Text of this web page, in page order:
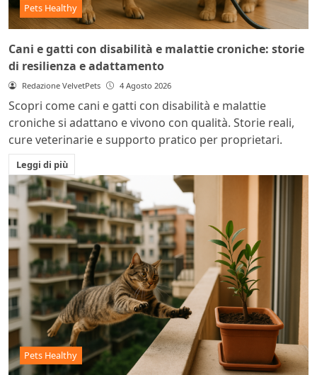
Pets Healthy
Cani e gatti con disabilità e malattie croniche: storie
di resilienza e adattamento
Redazione VelvetPets 4 Agosto 2026
Scopri come cani e gatti con disabilità e malattie
croniche si adattano e vivono con qualità. Storie reali,
cure veterinarie e supporto pratico per proprietari.
Leggi di più
Pets Healthy